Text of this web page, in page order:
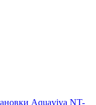
Aquaviva NT-